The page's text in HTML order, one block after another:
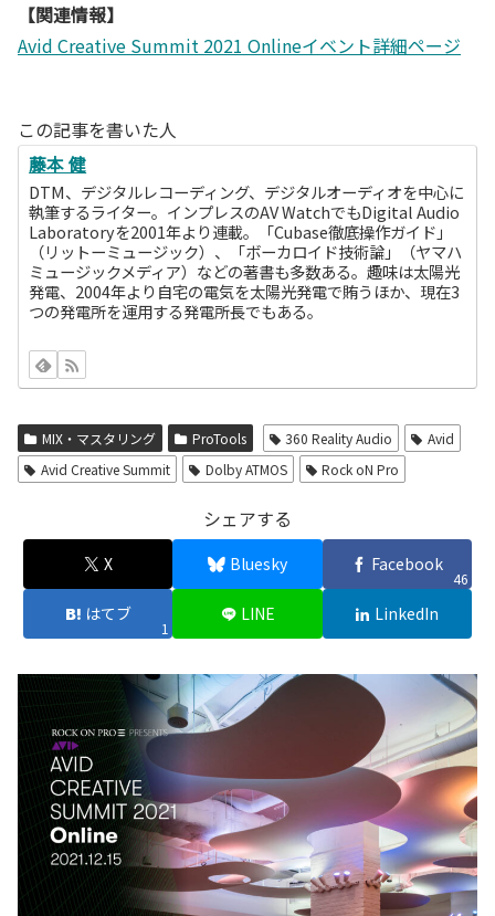
【関連情報】
Avid Creative Summit 2021 Onlineイベント詳細ページ
この記事を書いた人
藤本 健
DTM、デジタルレコーディング、デジタルオーディオを中心に
執筆するライター。インプレスのAV WatchでもDigital Audio
Laboratoryを2001年より連載。「Cubase徹底操作ガイド」
（リットーミュージック）、「ボーカロイド技術論」（ヤマハ
ミュージックメディア）などの著書も多数ある。趣味は太陽光
発電、2004年より自宅の電気を太陽光発電で賄うほか、現在3
つの発電所を運用する発電所長でもある。
MIX・マスタリング ProTools 360 Reality Audio
Avid
Avid Creative Summit
Dolby ATMOS Rock oN Pro
シェアする
X Bluesky Facebook
46
はてブ
1
LINE LinkedIn